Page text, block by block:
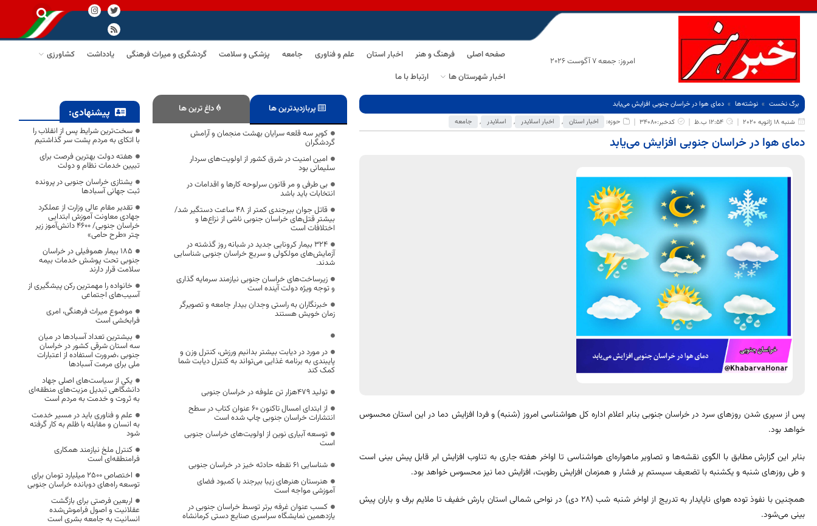
امروز: جمعه 7 آگوست 2026
صفحه اصلی فرهنگ و هنر اخبار استان علم و فناوری جامعه پزشکی و سلامت گردشگری و میراث فرهنگی یادداشت
کشاورزی
اخبار شهرستان ها
ارتباط با ما
برگ نخست نوشته‌ها
دمای هوا در خراسان جنوبی افزایش می‌یابد
شنبه 18 ژانویه 2020
12:54 ب.ظ کدخبر:34080 حوزه: اخبار استان , اخبار اسلایدر , اسلایدر , جامعه
دمای هوا در خراسان جنوبی افزایش می‌یابد
پس از سپری شدن روزهای سرد در خراسان جنوبی بنابر اعلام اداره کل هواشناسی امروز (شنبه) و فردا افزایش دما در این استان محسوس
خواهد بود.
بنابر این گزارش مطابق با الگوی نقشه‌ها و تصاویر ماهواره‌ای هواشناسی تا اواخر هفته جاری به تناوب افزایش ابر قابل پیش بینی است
و طی روزهای شنبه و یکشنبه با تضعیف سیستم پر فشار و همزمان افزایش رطوبت، افزایش دما نیز محسوس خواهد بود.
همچنین با نفوذ توده هوای ناپایدار به تدریج از اواخر شنبه شب (۲۸ دی) در نواحی شمالی استان بارش خفیف تا ملایم برف و باران پیش
بینی می‌شود.
پربازدیدترین ها داغ ترین ها
کویر سه قلعه سرایان بهشت منجمان و آرامش
گردشگران
امین امنیت در شرق کشور از اولویت‌های سردار
سلیمانی بود
بی طرفی و مر قانون سرلوحه کارها و اقدامات در
انتخابات باید باشد
قاتل جوان بیرجندی کمتر از ۴۸ ساعت دستگیر شد/
بیشتر قتل‌های خراسان جنوبی ناشی از نزاع‌ها و
اختلافات است
۳۲۴ بیمار کرونایی جدید در شبانه روز گذشته در
آزمایش‌های مولکولی و سریع خراسان جنوبی شناسایی
شدند.
زیرساخت‌های خراسان جنوبی نیازمند سرمایه گذاری
و توجه ویژه دولت آینده است
خبرنگاران به راستی وجدان بیدار جامعه و تصویرگر
زمان خويش هستند
در مورد در دیابت بیشتر بدانیم ورزش، کنترل وزن و
پایبندی به برنامه غذایی می‌تواند به کنترل دیابت شما
کمک کند
تولید 479هزار تن علوفه در خراسان جنوبی
از ابتدای امسال تاکنون ۶۰ عنوان کتاب در سطح
انتشارات خراسان جنوبی چاپ شده است
توسعه آبیاری نوین از اولویت‌های خراسان جنوبی
است
شناسایی ۶۱ نقطه حادثه خیز در خراسان جنوبی
هنرستان‌ هنرهای زیبا بیرجند با کمبود فضای
آموزشی مواجه است
کسب عنوان غرفه برتر توسط خراسان جنوبی در
یازدهمین نمایشگاه سراسری صنایع دستی کرمانشاه
پیشنهادی:
سخت‌ترین شرایط پس از انقلاب را
با اتکای به مردم پشت سر گذاشتیم
هفته دولت بهترین فرصت برای
تبیین خدمات نظام و دولت
یشتازی خراسان جنوبی در پرونده
ثبت جهانی آسبادها
تقدیر مقام عالی وزارت از عملکرد
جهادی معاونت آموزش ابتدایی
خراسان جنوبی/ ۴۶۰۰ دانش‌آموز زیر
چتر «طرح حامی»
۱۸۵ بیمار هموفیلی در خراسان
جنوبی تحت پوشش خدمات بیمه
سلامت قرار دارند
خانواده را مهمترین رکن پیشگیری از
آسیب‌های اجتماعی
موضوع میراث فرهنگی، امری
فرابخشی است
بیشترین تعداد آسبادها در میان
سه استان شرقی کشور در خراسان
جنوبی ،ضرورت استفاده از اعتبارات
ملی برای مرمت آسبادها
یکی از سیاست‌های اصلی جهاد
دانشگاهی تبدیل مزیت‌های منطقه‌ای
به ثروت و خدمت به مردم است
علم و فناوری باید در مسیر خدمت
به انسان و مقابله با ظلم به کار گرفته
شود
کنترل ملخ نیازمند همکاری
فرامنطقه‌ای است
اختصاص 2500 میلیارد تومان برای
توسعه راه‌های دوبانده خراسان جنوبی
اربعین فرصتی برای بازگشت
عقلانیت و اصول فراموش‌شده
انسانیت به جامعه بشری است